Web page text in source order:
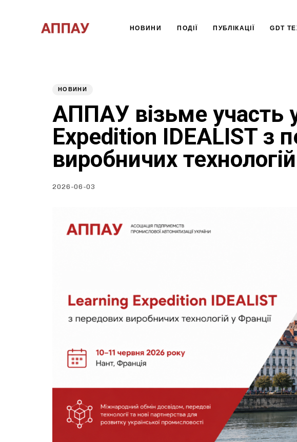
НОВИНИ ПОДІЇ ПУБЛІКАЦІЇ GDT
PUBLISHED
IN:
НОВИНИ
АППАУ візьме участь
Expedition IDEALIST з
виробничих
Published
on:
2026-06-03